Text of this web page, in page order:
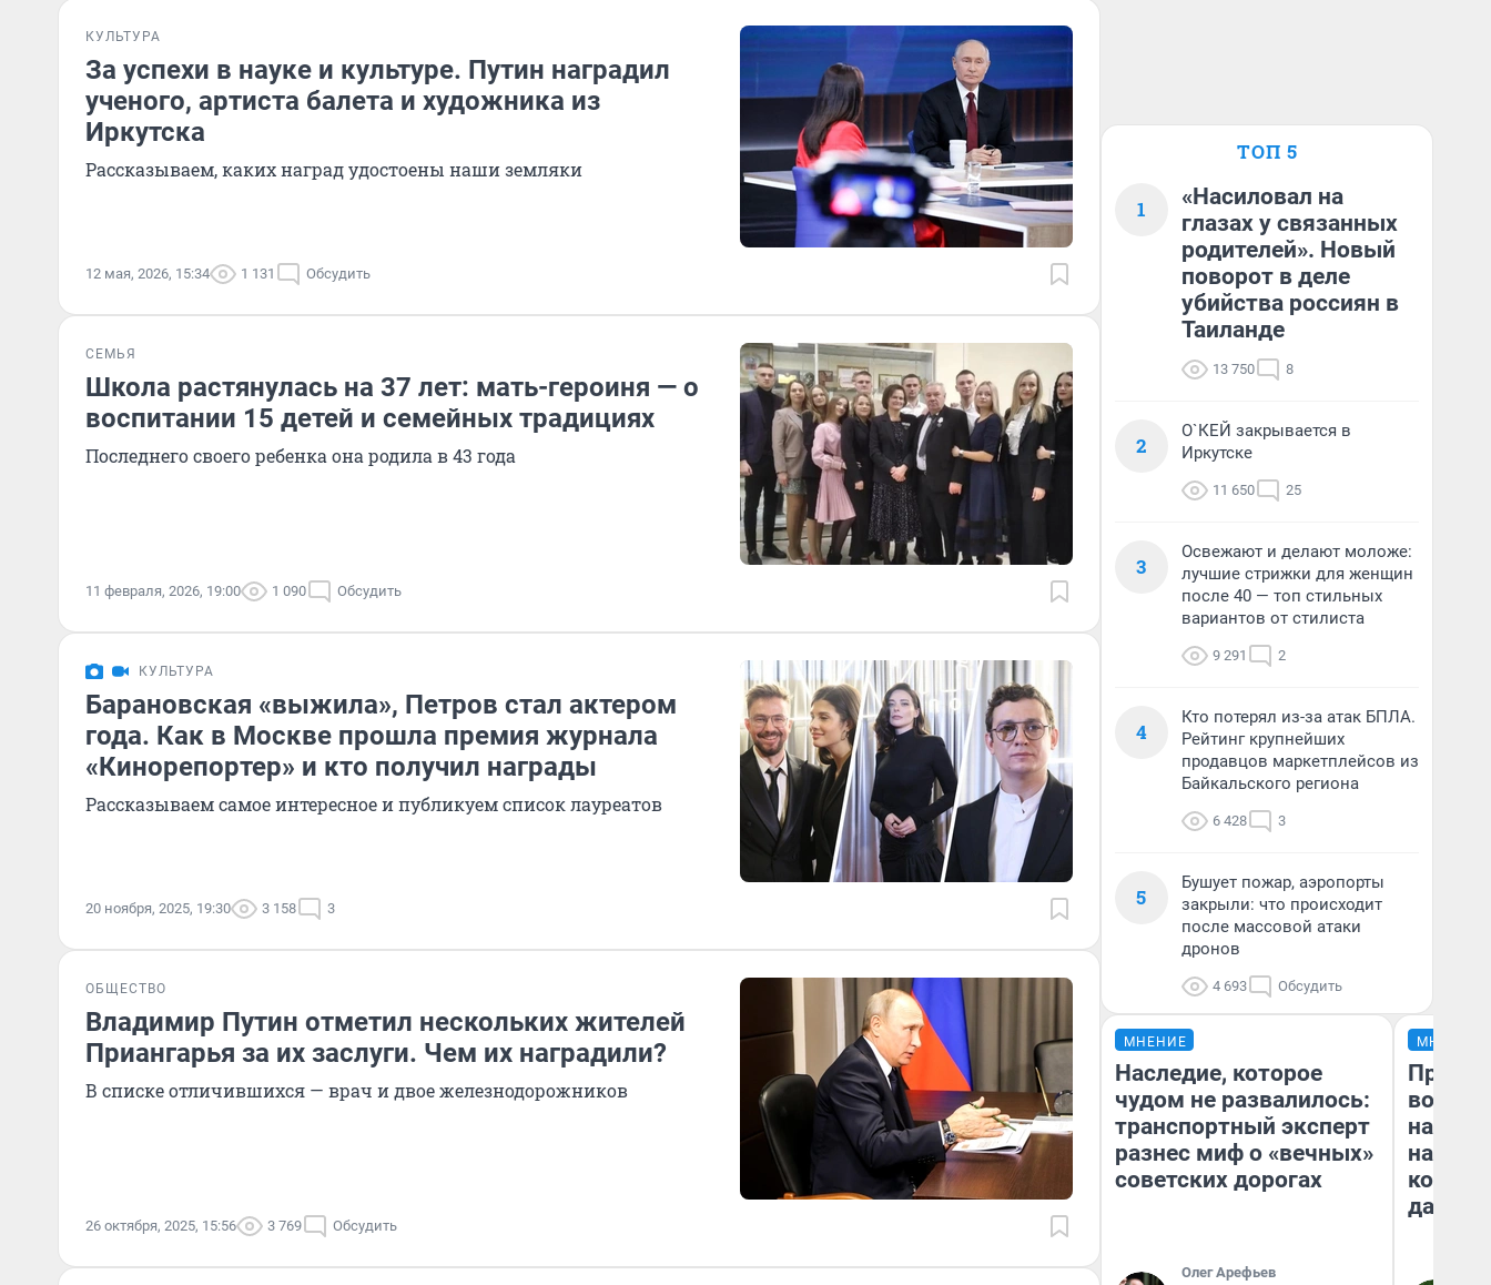
КУЛЬТУРА
За успехи в науке и культуре. Путин наградил
ученого, артиста балета и художника из
Иркутска
Рассказываем, каких наград удостоены наши земляки
12 мая, 2026, 15:34 1 131 Обсудить
СЕМЬЯ
Школа растянулась на 37 лет: мать-героиня — о
воспитании 15 детей и семейных традициях
Последнего своего ребенка она родила в 43 года
11 февраля, 2026, 19:00 1 090 Обсудить
КУЛЬТУРА
Барановская «выжила», Петров стал актером
года. Как в Москве прошла премия журнала
«Кинорепортер» и кто получил награды
Рассказываем самое интересное и публикуем список лауреатов
20 ноября, 2025, 19:30 3 158 3
ОБЩЕСТВО
Владимир Путин отметил нескольких жителей
Приангарья за их заслуги. Чем их наградили?
В списке отличившихся — врач и двое железнодорожников
26 октября, 2025, 15:56 3 769 Обсудить
ТОП 5
1
«Насиловал на
глазах у связанных
родителей». Новый
поворот в деле
убийства россиян в
Таиланде
13 750 8
2
О`КЕЙ закрывается в
Иркутске
11 650 25
3
Освежают и делают моложе:
лучшие стрижки для женщин
после 40 — топ стильных
вариантов от стилиста
9 291 2
4
Кто потерял из-за атак БПЛА.
Рейтинг крупнейших
продавцов маркетплейсов из
Байкальского региона
6 428 3
5
Бушует пожар, аэропорты
закрыли: что происходит
после массовой атаки
дронов
4 693 Обсудить
МНЕНИЕ
Наследие, которое
чудом не развалилось:
транспортный эксперт
разнес миф о «вечных»
советских дорогах
Олег Арефьев
МНЕНИЕ
нам
даже